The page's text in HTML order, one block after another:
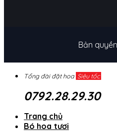
Bản
Tổng đài đặt hoa Siêu tốc
0792.28.29.30
Trang chủ
Bó hoa tươi